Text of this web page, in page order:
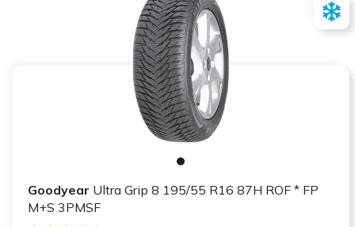
Goodyear Ultra Grip 8 195/55 R16 87H ROF * FP
M+S 3PMSF